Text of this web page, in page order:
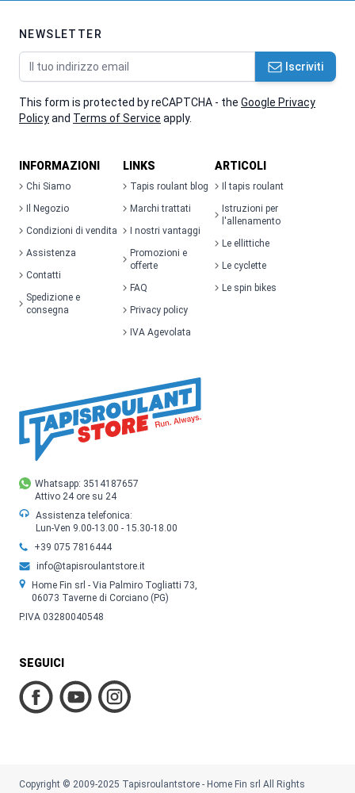
Whatsapp: 3514187657
Attivo 24 ore su 24
Assistenza telefonica:
Lun-Ven 9.00-13.00 - 15.30-18.00
+39 075 7816444
info@tapisroulantstore.it
Home Fin srl - Via Palmiro Togliatti 73,
06073 Taverne di Corciano (PG)
P.IVA 03280040548
SEGUICI
NEWSLETTER
Indirizzo email Iscriviti
This form is protected by reCAPTCHA - the Google Privacy
Policyand Terms of Service apply.
INFORMAZIONI
Chi Siamo
Il Negozio
Condizioni di vendita
Assistenza
Contatti
Spedizione e
consegna
LINKS
Tapis roulant blog
Marchi trattati
I nostri vantaggi
Promozioni e
offerte
FAQ
Privacy policy
IVA Agevolata
ARTICOLI
Il tapis roulant
Istruzioni per
l'allenamento
Le ellittiche
Le cyclette
Le spin bikes
Copyright © 2009-2025 Tapisroulantstore - Home Fin srl All Rights